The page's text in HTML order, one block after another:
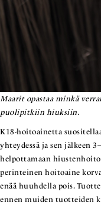
Maarit opastaa minkä
puolipitkiin hiuksiin.
K18-hoitoainetta
yhteydessä ja sen jälkeen
helpottamaan
perinteinen hoitoaine
enää huuhdella pois.
ennen muiden tuotteiden